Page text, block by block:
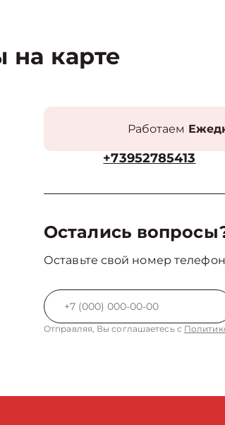
на карте
Работаем
+73952785413
Остались
Оставьте свой номер
Отправляя, Вы соглашаетесь с